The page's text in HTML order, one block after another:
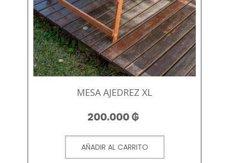
MESA AJEDREZ XL
200.000₲
AÑADIR AL CARRITO